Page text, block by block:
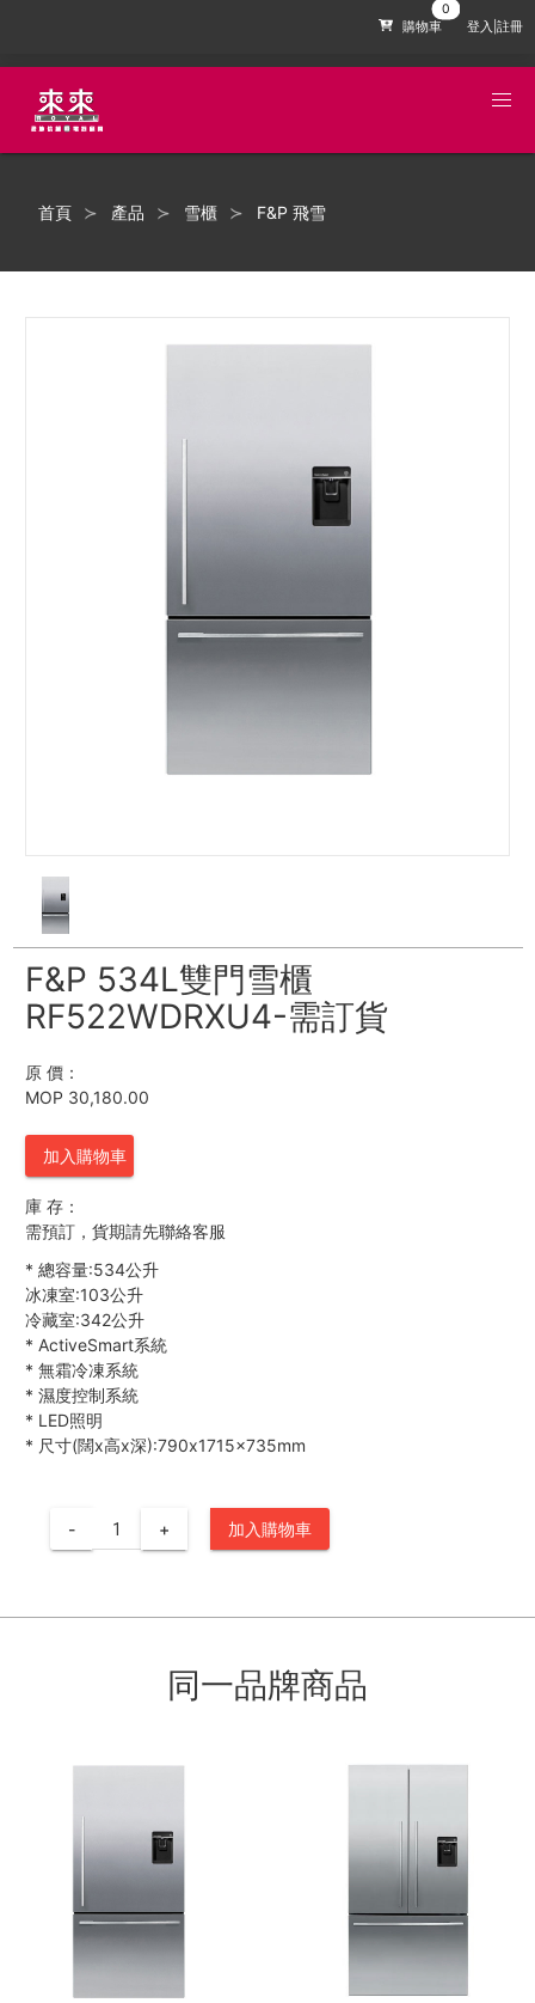
購物車 登入|註冊
首頁 產品 雪櫃 F&P 飛雪
F&P 534L雙門雪櫃
RF522WDRXU4-需訂貨
原 價：
MOP 30,180.00
加入購物車
庫 存：
需預訂，貨期請先聯絡客服
* 總容量:534公升
冰凍室:103公升
冷藏室:342公升
* ActiveSmart系統
* 無霜冷凍系統
* 濕度控制系統
* LED照明
* 尺寸(闊x高x深):790x1715x735mm
- + 加入購物車
同一品牌商品